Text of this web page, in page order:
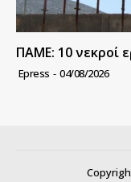
ΠΑΜΕ: 10 νεκροί
Epress - 04/08/2026